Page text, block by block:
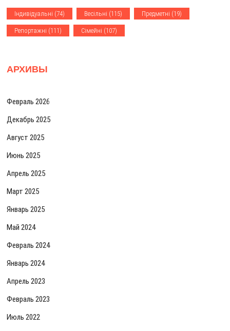
м
Iндивiдуальнi (74) Весiльнi (115) Предметнi (19)
Репортажнi (111) Сiмейнi (107)
АРХИВЫ
Февраль 2026
Декабрь 2025
Август 2025
Июнь 2025
Апрель 2025
Март 2025
Январь 2025
Май 2024
Февраль 2024
Январь 2024
Апрель 2023
Февраль 2023
Июль 2022